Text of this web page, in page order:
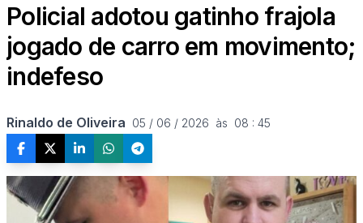
Policial adotou gatinho frajola
jogado de carro em movimento;
indefeso
Rinaldo de Oliveira 05 / 06 / 2026  às  08 : 45